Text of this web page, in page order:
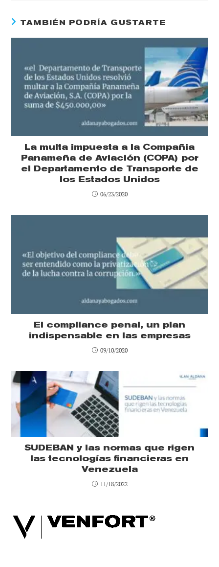
TAMBIÉN PODRÍA GUSTARTE
La multa impuesta a la Compañía
Panameña de Aviación (COPA) por
el Departamento de Transporte de
los Estados Unidos
06/23/2020
El compliance penal, un plan
indispensable en las empresas
09/10/2020
SUDEBAN y las normas que rigen
las tecnologías financieras en
Venezuela
11/18/2022